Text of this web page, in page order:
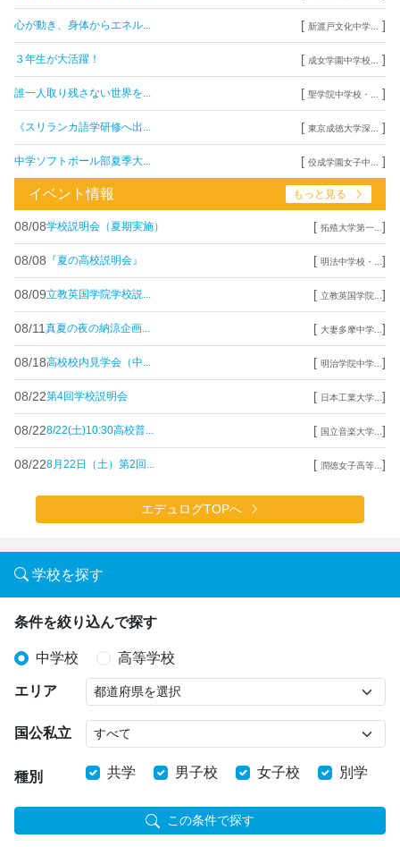
心が動き、身体からエネル... [ 新渡戸文化中学... ]
３年生が大活躍！ [ 成女学園中学校... ]
誰一人取り残さない世界を... [ 聖学院中学校・... ]
《スリランカ語学研修へ出... [ 東京成徳大学深... ]
中学ソフトボール部夏季大... [ 佼成学園女子中... ]
イベント情報 もっと見る
08/08学校説明会（夏期実施） [ 拓殖大学第一... ]
08/08 『夏の高校説明会』 [ 明法中学校・... ]
08/09立教英国学院学校説... [ 立教英国学院... ]
08/11 真夏の夜の納涼企画... [ 大妻多摩中学... ]
08/18高校校内見学会（中... [ 明治学院中学... ]
08/22第4回学校説明会 [ 日本工業大学... ]
08/228/22(土)10:30高校普... [ 国立音楽大学... ]
08/228月22日（土）第2回... [ 潤徳女子高等... ]
エデュログTOPへ
学校を探す
条件を絞り込んで探す
中学校 高等学校
エリア
国公私立
種別 共学 男子校 女子校 別学
この条件で探す